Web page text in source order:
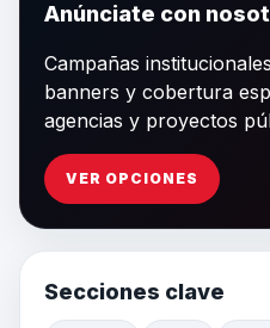
Anúnciate con
Campañas
banners y cobertura
agencias y proyectos
VER OPCIONES
Secciones clave